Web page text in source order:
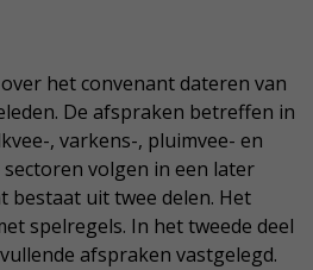
het convenant dateren van
De afspraken betreffen in
, varkens-, pluimvee- en
volgen in een later
bestaat uit twee delen. Het
spelregels. In het tweede deel
afspraken vastgelegd.